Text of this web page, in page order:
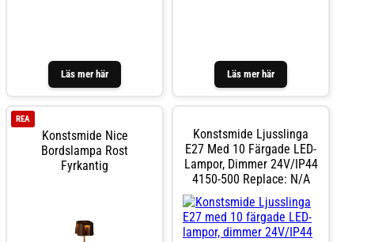
Läs mer här Läs mer här
Med sina dekorativa detaljer och
tidlösa stil blir denna vägglampa
en elegant detalj som lyfter din
Konstsmide Nice
Bordslampa Rost
Fyrkantig
REA
Konstsmide Ljusslinga
E27 Med 10 Färgade LED-
Lampor, Dimmer 24V/IP44
4150-500 Replace: N/A